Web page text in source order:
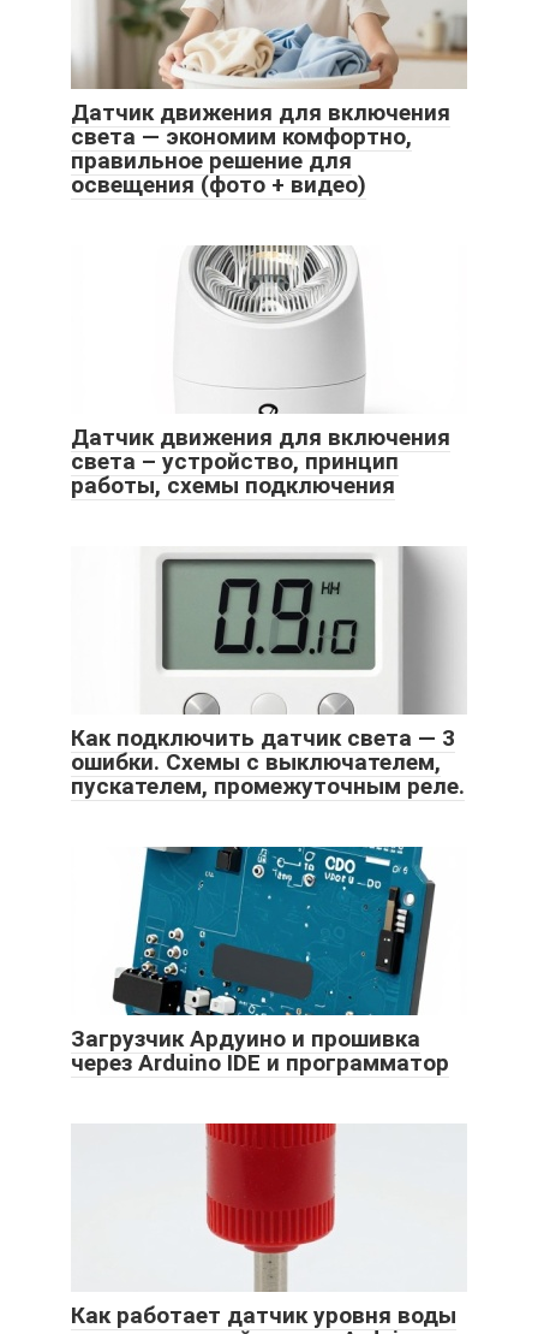
Датчик движения для включения
света — экономим комфортно,
правильное решение для
освещения (фото + видео)
Датчик движения для включения
света – устройство, принцип
работы, схемы подключения
Как подключить датчик света — 3
ошибки. Схемы с выключателем,
пускателем, промежуточным реле.
Загрузчик Ардуино и прошивка
через Arduino IDE и программатор
Как работает датчик уровня воды